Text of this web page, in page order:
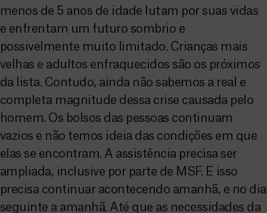
menos de 5 anos de idade lutam por suas vidas
e enfrentam um futuro sombrio e
possivelmente muito limitado. Crianças mais
velhas e adultos enfraquecidos são os próximos
da lista. Contudo, ainda não sabemos a real e
completa magnitude dessa crise causada pelo
homem. Os bolsos das pessoas continuam
vazios e não temos ideia das condições em que
elas se encontram. A assistência precisa ser
ampliada, inclusive por parte de MSF. E isso
precisa continuar acontecendo amanhã, e no dia
seguinte a amanhã. Até que as necessidades da